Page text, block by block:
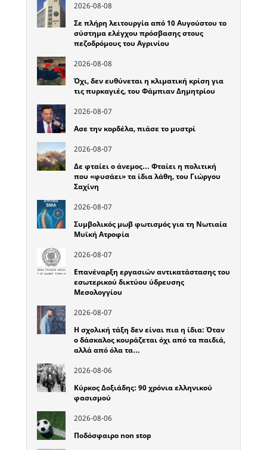
2026-08-08
Σε πλήρη λειτουργία από 10 Αυγούστου το
σύστημα ελέγχου πρόσβασης στους
πεζοδρόμους του Αγρινίου
2026-08-08
Όχι, δεν ευθύνεται η κλιματική κρίση για
τις πυρκαγιές, του Φάμπιαν Δημητρίου
2026-08-07
Ασε την κορδέλα, πιάσε το μυστρί
2026-08-07
Δε φταίει ο άνεμος… Φταίει η πολιτική
που «φυσάει» τα ίδια λάθη, του Γιώργου
Σαχίνη
2026-08-07
Συμβολικός μωβ φωτισμός για τη Νωτιαία
Μυϊκή Ατροφία
2026-08-07
Επανέναρξη εργασιών αντικατάστασης του
εσωτερικού δικτύου ύδρευσης
Μεσολογγίου
2026-08-07
Η σχολική τάξη δεν είναι πια η ίδια: Όταν
ο δάσκαλος κουράζεται όχι από τα παιδιά,
αλλά από όλα τα…
2026-08-06
Κύρκος Δοξιάδης: 90 χρόνια ελληνικού
φασισμού
2026-08-06
Ποδόσφαιρο non stop